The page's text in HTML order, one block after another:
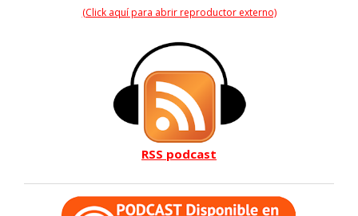
(Click aquí para abrir reproductor externo)
RSS podcast